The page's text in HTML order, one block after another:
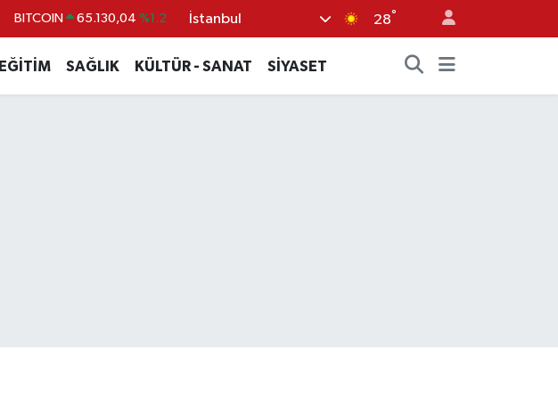
DOLAR 47,7106 %0.17 İstanbul 28°
EĞİTİM SAĞLIK KÜLTÜR - SANAT SİYASET